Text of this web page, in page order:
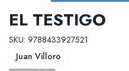
EL TESTIGO
SKU: 9788433927521
Juan Villoro